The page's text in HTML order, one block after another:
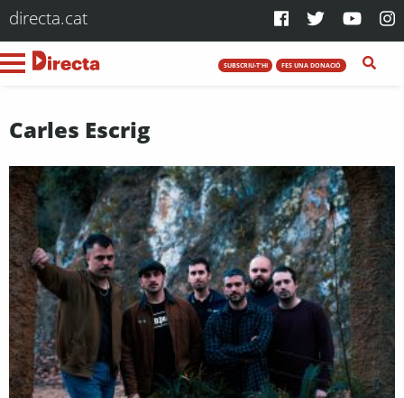
directa.cat
SUBSCRIU-T'HI FES UNA DONACIÓ
Carles Escrig